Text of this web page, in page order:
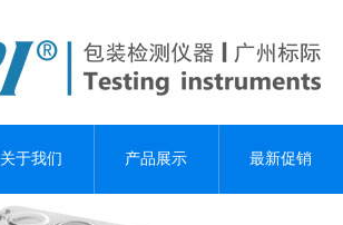
关于我们 产品展示 最新促销